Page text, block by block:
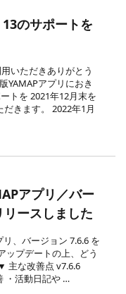
のサポートを
いただきありがとう
YAMAPアプリにおき
トを 2021年12月末を
きます。 2022年1月
アプリ／バー
ースしました
、バージョン 7.6.6 を
ップデートの上、どう
主な改善点 v7.6.6
・活動日記や …